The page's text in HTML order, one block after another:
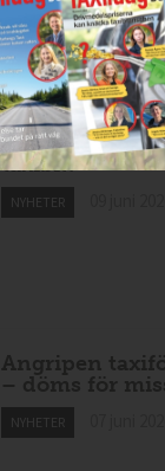
Mexikansk
kronor ny på
NYHETER 10 juni
Har du
taxibil?
NYHETER
Angripen
– döms för
NYHETER